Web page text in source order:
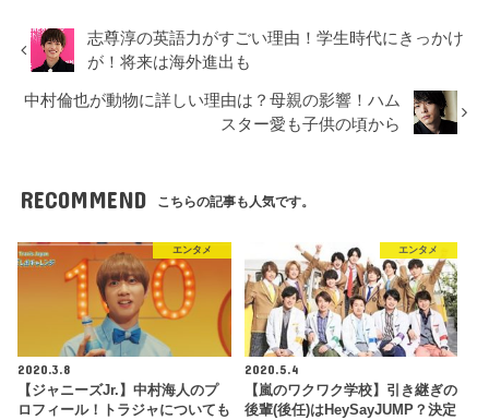
志尊淳の英語力がすごい理由！学生時代にきっかけ
が！将来は海外進出も
中村倫也が動物に詳しい理由は？母親の影響！ハム
スター愛も子供の頃から
RECOMMEND こちらの記事も人気です。
エンタメ
2020.3.8
【ジャニーズJr.】中村海人のプ
ロフィール！トラジャについても
エンタメ
2020.5.4
【嵐のワクワク学校】引き継ぎの
後輩(後任)はHeySayJUMP？決定